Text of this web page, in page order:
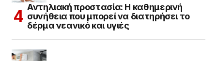
Αντηλιακή προστασία: Η καθημερινή
συνήθεια που μπορεί να διατηρήσει το
δέρμα νεανικό και υγιές